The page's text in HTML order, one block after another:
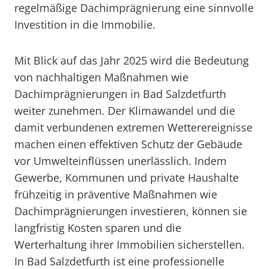
regelmäßige Dachimprägnierung eine sinnvolle
Investition in die Immobilie.
Mit Blick auf das Jahr 2025 wird die Bedeutung
von nachhaltigen Maßnahmen wie
Dachimprägnierungen in Bad Salzdetfurth
weiter zunehmen. Der Klimawandel und die
damit verbundenen extremen Wetterereignisse
machen einen effektiven Schutz der Gebäude
vor Umwelteinflüssen unerlässlich. Indem
Gewerbe, Kommunen und private Haushalte
frühzeitig in präventive Maßnahmen wie
Dachimprägnierungen investieren, können sie
langfristig Kosten sparen und die
Werterhaltung ihrer Immobilien sicherstellen.
In Bad Salzdetfurth ist eine professionelle